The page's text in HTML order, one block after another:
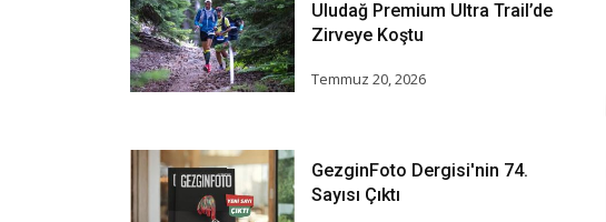
Uludağ Premium Ultra Trail’de
Zirveye Koştu
Temmuz 20, 2026
GezginFoto Dergisi'nin 74.
Sayısı Çıktı